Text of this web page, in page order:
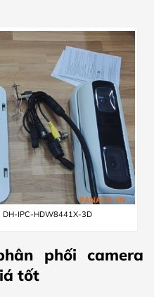
DH-IPC-HDW8441X-3D
phối camera
tốt